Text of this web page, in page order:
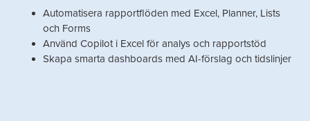
Automatisera rapportflöden med Excel, Planner, Lists
och Forms
Använd Copilot i Excel för analys och rapportstöd
Skapa smarta dashboards med AI-förslag och tidslinjer